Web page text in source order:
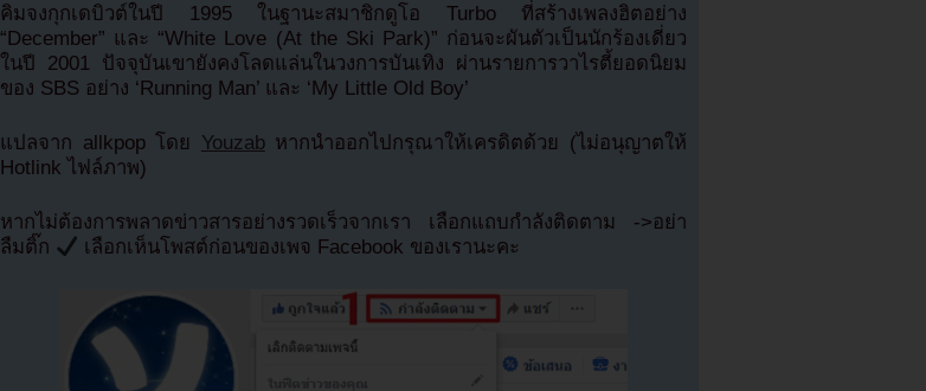
คิมจงกุกเดบิวต์ในปี 1995 ในฐานะสมาชิกดูโอ Turbo ที่สร้างเพลงฮิตอย่าง
“December” และ “White Love (At the Ski Park)” ก่อนจะผันตัวเป็นนักร้องเดี่ยว
ในปี 2001 ปัจจุบันเขายังคงโลดแล่นในวงการบันเทิง ผ่านรายการวาไรตี้ยอดนิยม
ของ SBS อย่าง ‘Running Man’ และ ‘My Little Old Boy’
แปลจาก allkpop โดย Youzabหากนำออกไปกรุณาให้เครดิตด้วย (ไม่อนุญาตให้
Hotlink ไฟล์ภาพ)
หากไม่ต้องการพลาดข่าวสารอย่างรวดเร็วจากเรา เลือกแถบกำลังติดตาม ->อย่า
ลืมติ๊ก
เลือกเห็นโพสต์ก่อนของเพจ Facebook ของเรานะคะ